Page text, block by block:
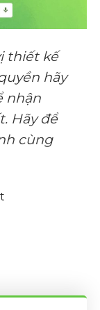
thiết kế
hãy
nhận
Hãy để
cùng